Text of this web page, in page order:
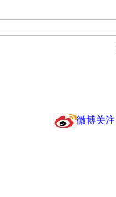
微博关注